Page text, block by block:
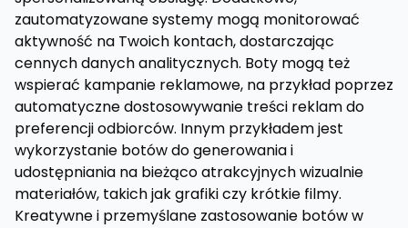
zautomatyzowane systemy mogą monitorować
aktywność na Twoich kontach, dostarczając
cennych danych analitycznych. Boty mogą też
wspierać kampanie reklamowe, na przykład poprzez
automatyczne dostosowywanie treści reklam do
preferencji odbiorców. Innym przykładem jest
wykorzystanie botów do generowania i
udostępniania na bieżąco atrakcyjnych wizualnie
materiałów, takich jak grafiki czy krótkie filmy.
Kreatywne i przemyślane zastosowanie botów w